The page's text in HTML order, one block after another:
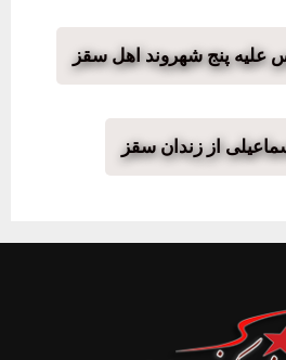
پنج شهروند اهل سقز
از زندان سقز